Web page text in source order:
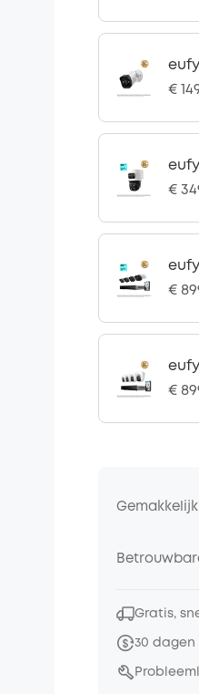
€
€
€
eufy
€
Gratis,
30